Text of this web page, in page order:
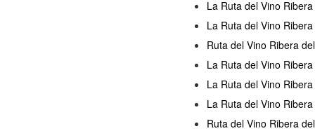
La Ruta del Vino
La Ruta del Vino
Ruta del Vino Ribera
La Ruta del Vino
La Ruta del Vino
La Ruta del Vino
Ruta del Vino Ribera